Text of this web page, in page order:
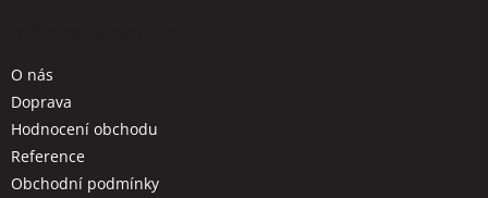
O nás
Doprava
Hodnocení obchodu
Reference
Obchodní podmínky